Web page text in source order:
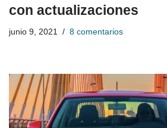
con actualizaciones
junio 9, 2021 8 comentarios